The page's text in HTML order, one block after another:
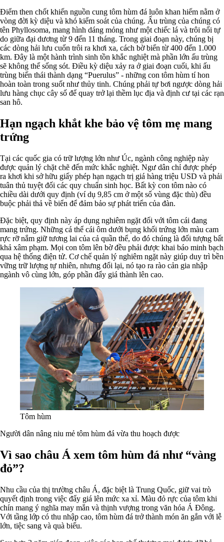
Điểm then chốt khiến nguồn cung tôm hùm đá luôn khan hiếm nằm ở
vòng đời kỳ diệu và khó kiểm soát của chúng. Ấu trùng của chúng có
tên Phyllosoma, mang hình dáng mỏng như một chiếc lá và trôi nổi tự
do giữa đại dương từ 9 đến 11 tháng. Trong giai đoạn này, chúng bị
các dòng hải lưu cuốn trôi ra khơi xa, cách bờ biển từ 400 đến 1.000
km. Đây là một hành trình sinh tồn khắc nghiệt mà phần lớn ấu trùng
sẽ không thể sống sót. Điều kỳ diệu xảy ra ở giai đoạn cuối, khi ấu
trùng biến thái thành dạng “Puerulus” - những con tôm hùm tí hon
hoàn toàn trong suốt như thủy tinh. Chúng phải tự bơi ngược dòng hải
lưu hàng chục cây số để quay trở lại thềm lục địa và định cư tại các rạn
san hô.
Hạn ngạch khắt khe bảo vệ tôm mẹ mang
trứng
Tại các quốc gia có trữ lượng lớn như Úc, ngành công nghiệp này
được quản lý chặt chẽ đến mức khắc nghiệt. Ngư dân chỉ được phép
ra khơi khi sở hữu giấy phép hạn ngạch trị giá hàng triệu USD và phải
tuân thủ tuyệt đối các quy chuẩn sinh học. Bất kỳ con tôm nào có
chiều dài dưới quy định (ví dụ 9,85 cm ở một số vùng đặc thù) đều
buộc phải thả về biển để đảm bảo sự phát triển của đàn.
Đặc biệt, quy định này áp dụng nghiêm ngặt đối với tôm cái đang
mang trứng. Những cá thể cái ôm dưới bụng khối trứng lớn màu cam
rực rỡ nắm giữ tương lai của cả quần thể, do đó chúng là đối tượng bất
khả xâm phạm. Mọi con tôm lên bờ đều phải được khai báo minh bạch
qua hệ thống điện tử. Cơ chế quản lý nghiêm ngặt này giúp duy trì bền
vững trữ lượng tự nhiên, nhưng đổi lại, nó tạo ra rào cản gia nhập
ngành vô cùng lớn, góp phần đẩy giá thành lên cao.
Tôm hùm
Người dân nâng niu mẻ tôm hùm đá vừa thu hoạch được
Vì sao châu Á xem tôm hùm đá như “vàng
đỏ”?
Nhu cầu của thị trường châu Á, đặc biệt là Trung Quốc, giữ vai trò
quyết định trong việc đẩy giá lên mức xa xỉ. Màu đỏ rực của tôm khi
chín mang ý nghĩa may mắn và thịnh vượng trong văn hóa Á Đông.
Với tầng lớp có thu nhập cao, tôm hùm đá trở thành món ăn gắn với lễ
lớn, tiệc sang và quà biếu.